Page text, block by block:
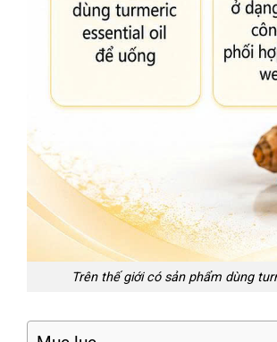
Trên thế giới có sản phẩm dùng